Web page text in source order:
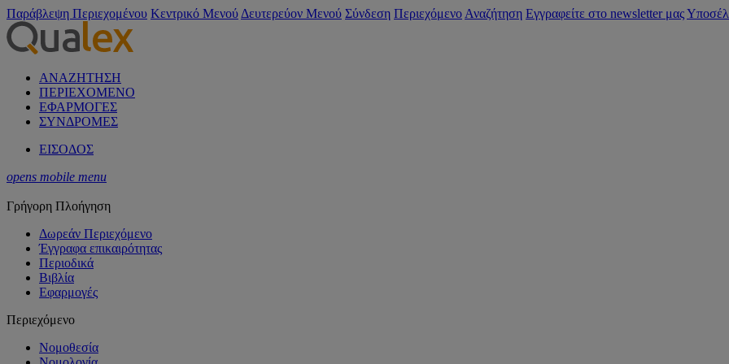
Παράβλεψη Περιεχομένου Κεντρικό Μενού Δευτερεύον Μενού Σύνδεση Περιεχόμενο Αναζήτηση Εγγραφείτε στο newsletter μας
ΑΝΑΖΗΤΗΣΗ
ΠΕΡΙΕΧΟΜΕΝΟ
ΕΦΑΡΜΟΓΕΣ
ΣΥΝΔΡΟΜΕΣ
ΕΙΣΟΔΟΣ
opens mobile menu
Γρήγορη Πλοήγηση
Δωρεάν Περιεχόμενο
Έγγραφα επικαιρότητας
Περιοδικά
Βιβλία
Εφαρμογές
Περιεχόμενο
Νομοθεσία